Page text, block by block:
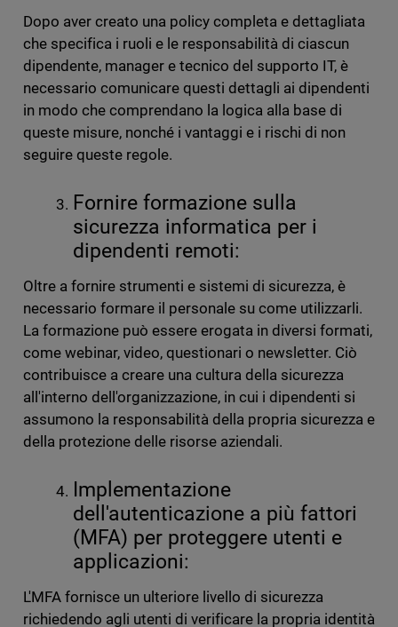
Dopo aver creato una policy completa e dettagliata
che specifica i ruoli e le responsabilità di ciascun
dipendente, manager e tecnico del supporto IT, è
necessario comunicare questi dettagli ai dipendenti
in modo che comprendano la logica alla base di
queste misure, nonché i vantaggi e i rischi di non
seguire queste regole.
Fornire formazione sulla
sicurezza informatica per i
dipendenti remoti:
Oltre a fornire strumenti e sistemi di sicurezza, è
necessario formare il personale su come utilizzarli.
La formazione può essere erogata in diversi formati,
come webinar, video, questionari o newsletter. Ciò
contribuisce a creare una cultura della sicurezza
all'interno dell'organizzazione, in cui i dipendenti si
assumono la responsabilità della propria sicurezza e
della protezione delle risorse aziendali.
Implementazione
dell'autenticazione a più fattori
(MFA) per proteggere utenti e
applicazioni:
L'MFA fornisce un ulteriore livello di sicurezza
richiedendo agli utenti di verificare la propria identità